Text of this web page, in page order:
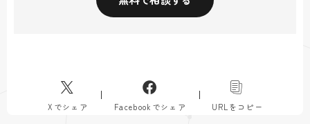
Xでシェア Facebookでシェア URLをコピー